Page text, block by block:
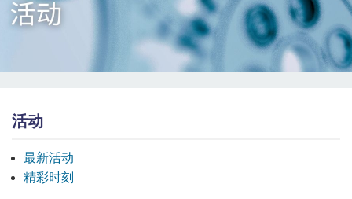
活动
最新活动
精彩时刻